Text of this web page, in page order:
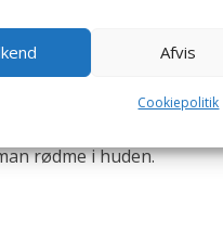
Afvis
Cookiepolitik
hos kaninunger 3-6
på kroppen, men det
samt på forben og
eller afbrækkede
rødme i huden.